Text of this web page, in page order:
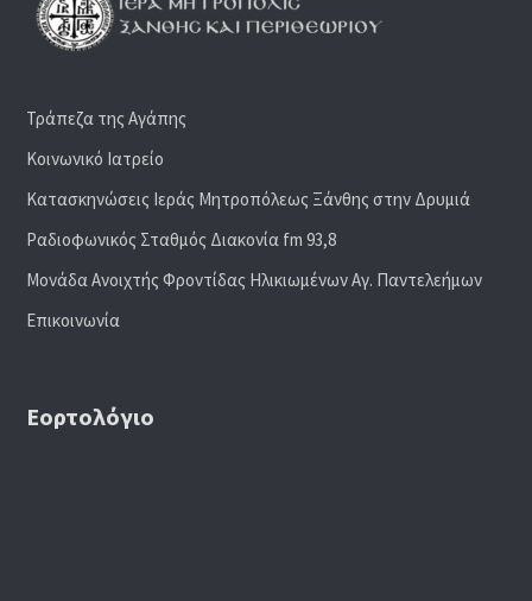
Τράπεζα της Αγάπης
Κοινωνικό Ιατρείο
Κατασκηνώσεις Ιεράς Μητροπόλεως Ξάνθης στην Δρυμιά
Ραδιoφωνικός Σταθμός Διακονία fm 93,8
Μονάδα Ανοιχτής Φροντίδας Ηλικιωμένων Αγ. Παντελεήμων
Επικοινωνία
Εορτολόγιο